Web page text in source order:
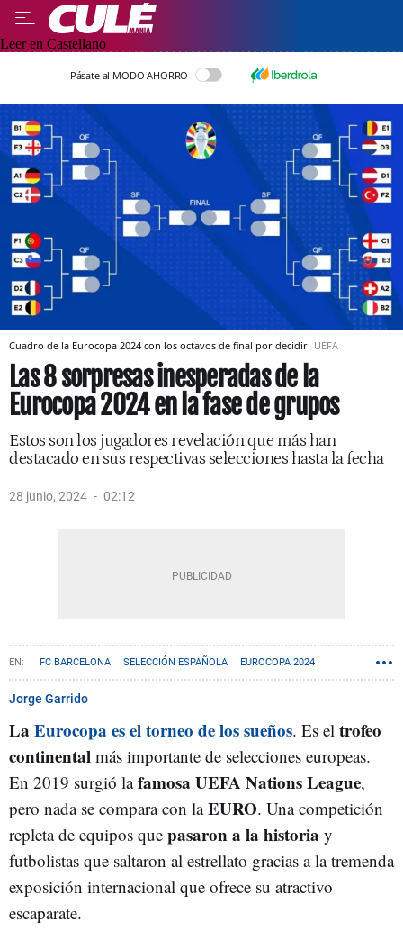
Leer en Castellano
Pásate al MODO AHORRO
Cuadro de la Eurocopa 2024 con los octavos de final por decidir UEFA
Las 8 sorpresas inesperadas de la
Eurocopa 2024 en la fase de grupos
Estos son los jugadores revelación que más han
destacado en sus respectivas selecciones hasta la fecha
28 junio, 2024 02:12
FC BARCELONA SELECCIÓN ESPAÑOLA EUROCOPA 2024
Jorge Garrido
La Eurocopa es el torneo de los sueños. Es el trofeo
continental más importante de selecciones europeas.
En 2019 surgió lafamosa UEFA Nations League,
pero nada se compara con laEURO. Una competición
repleta de equipos que pasaron a la historia y
futbolistas que saltaron al estrellato gracias a la tremenda
exposición internacional que ofrece su atractivo
escaparate.